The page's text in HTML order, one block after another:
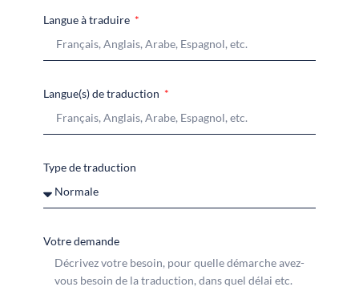
Langue à traduire
Langue(s) de traduction
Type de traduction
Votre demande